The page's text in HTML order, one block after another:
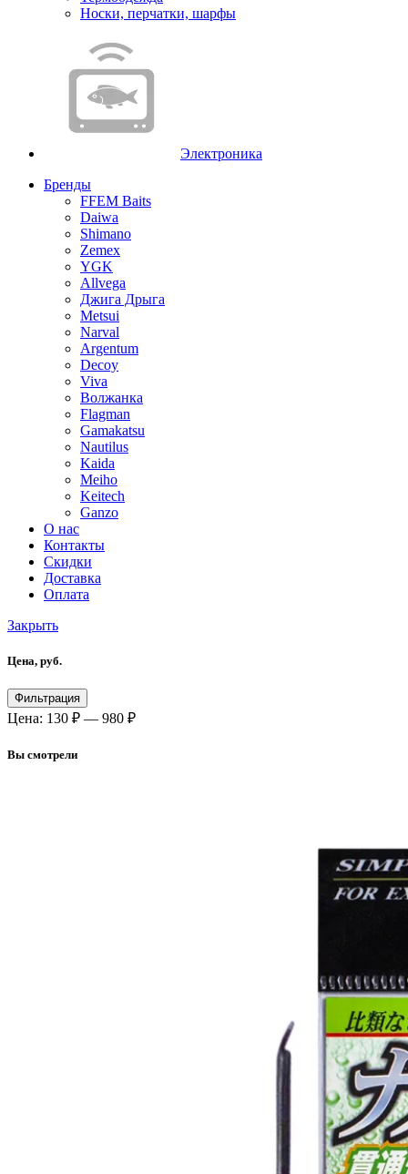
Носки, перчатки, шарфы
Электроника
Бренды
FFEM Baits
Daiwa
Shimano
Zemex
YGK
Allvega
Джига Дрыга
Metsui
Narval
Argentum
Decoy
Viva
Волжанка
Flagman
Gamakatsu
Nautilus
Kaida
Meiho
Keitech
Ganzo
О нас
Контакты
Скидки
Доставка
Оплата
Закрыть
Цена, руб.
Минимальная
цена
Максимальная
цена
Фильтрация
Цена: 130 ₽ — 980 ₽
Вы смотрели